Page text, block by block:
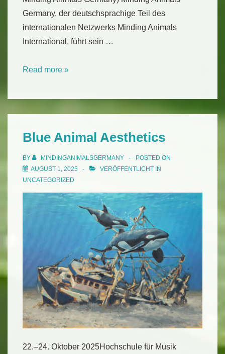
Germany, der deutschsprachige Teil des
internationalen Netzwerks Minding Animals
International, führt sein …
Minding
Germany
Read more »
Blue Animal Aesthetics
BY MINDINGANIMALSGERMANY
POSTED ON
AUGUST 1, 2025
VERÖFFENTLICHT IN
UNCATEGORIZED
22.–24. Oktober 2025Hochschule für Musik